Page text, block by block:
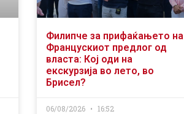
Филипче за прифаќањето на
Францускиот предлог од
власта: Кој оди на
екскурзија во лето, во
Брисел?
06/08/2026 16:52